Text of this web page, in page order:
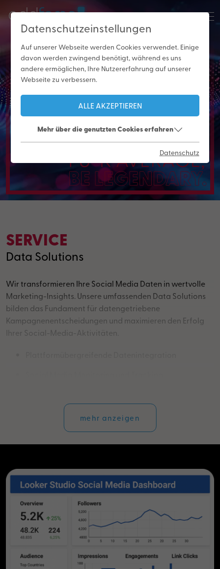
Data
Solutions
SERVICE
Data Solutions
Wir transformieren Ihre Social Media Daten in wertvolle
Marketing-Insights. Unsere umfassenden Data Solutions
bilden das Fundament für datengetriebene
Kampagnenentscheidungen und maximieren den Erfolg
Ihrer Social-Media-Aktivitäten.
Wettbewerbsanalyse und Benchmarking
mehr anzeigen
Datenschutzeinstellungen
Auf unserer Webseite werden Cookies verwendet. Einige
davon werden zwingend benötigt, während es uns
andere ermöglichen, Ihre Nutzererfahrung auf unserer
Webseite zu verbessern.
ALLE AKZEPTIEREN
Mehr über die genutzten Cookies erfahren
Datenschutz